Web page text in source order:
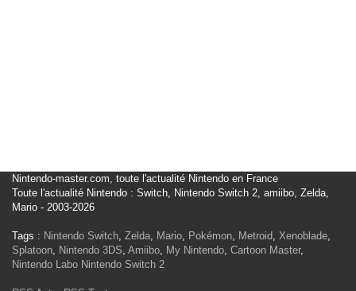
Nintendo-master.com, toute l'actualité Nintendo en France
Toute l'actualité Nintendo : Switch, Nintendo Switch 2, amiibo, Zelda,
Mario - 2003-2026
Tags : Nintendo Switch, Zelda, Mario, Pokémon, Metroid, Xenoblade,
Splatoon, Nintendo 3DS, Amiibo, My Nintendo, Cartoon Master,
Nintendo Labo Nintendo Switch 2